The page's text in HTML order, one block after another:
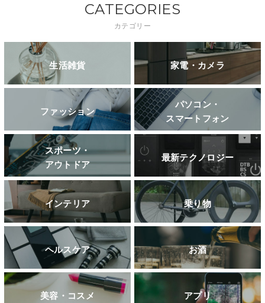
CATEGORIES
カテゴリー
生活雑貨 家電・カメラ
ファッション
パソコン・
スマートフォン
スポーツ・
アウトドア
最新テクノロジー
インテリア 乗り物
ヘルスケア お酒
美容・コスメ アプリ